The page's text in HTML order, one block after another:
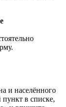
и населённого
в списке,